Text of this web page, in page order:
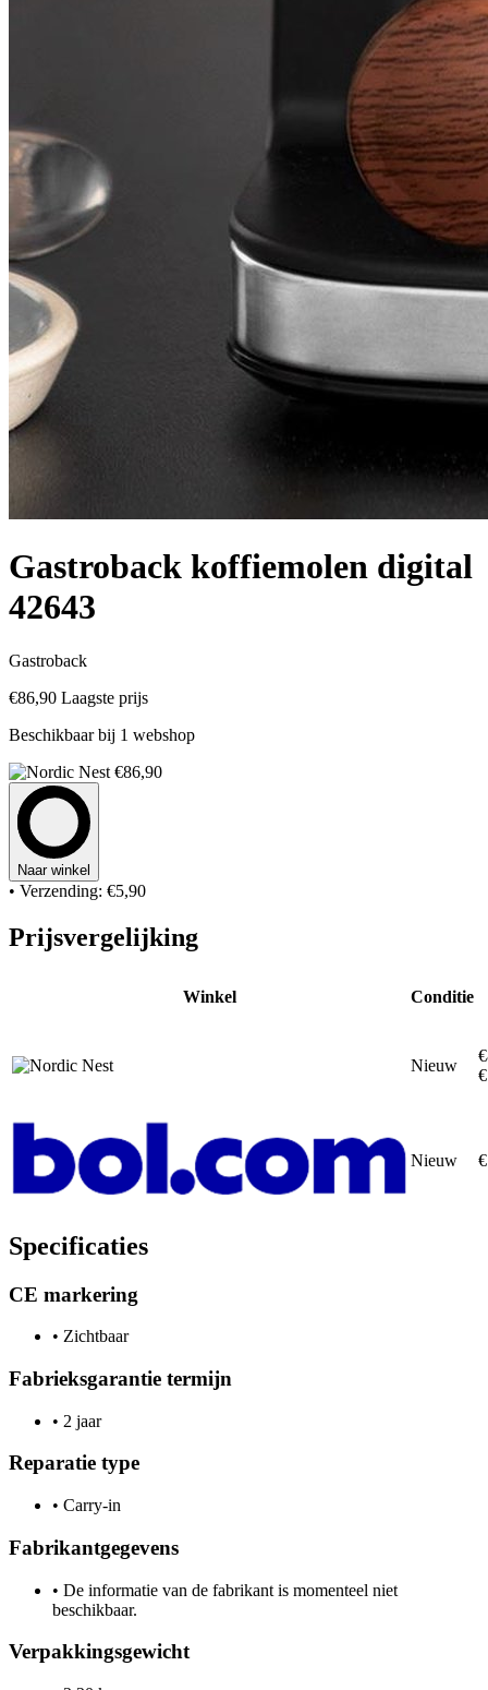
Gastroback koffiemolen digital
42643
Gastroback
€86,90 Laagste prijs
Beschikbaar bij 1 webshop
€86,90
Naar winkel
• Verzending: €5,90
Prijsvergelijking
Winkel Conditie
Nieuw
Nieuw
Specificaties
CE markering
• Zichtbaar
Fabrieksgarantie termijn
• 2 jaar
Reparatie type
• Carry-in
Fabrikantgegevens
• De informatie van de fabrikant is momenteel niet
beschikbaar.
Verpakkingsgewicht